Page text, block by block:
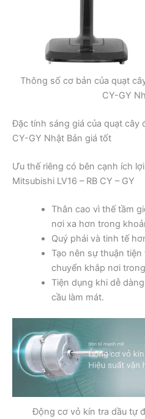
Thông số cơ bản của quạt
CY-GY
Đặc tính sáng giá của quạt cây
CY-GY Nhật Bản giá tốt
Ưu thế riêng có bên cạnh ích
Mitsubishi LV16 – RB CY – GY
Thân cao vì thế tầm
nơi xa hơn trong
Quý phái và tinh tế
Tạo nên sự thuận
chuyển khắp nơi
Tiện dụng khi dễ
cầu làm mát.
Động cơ vỏ kín tra dầu tự